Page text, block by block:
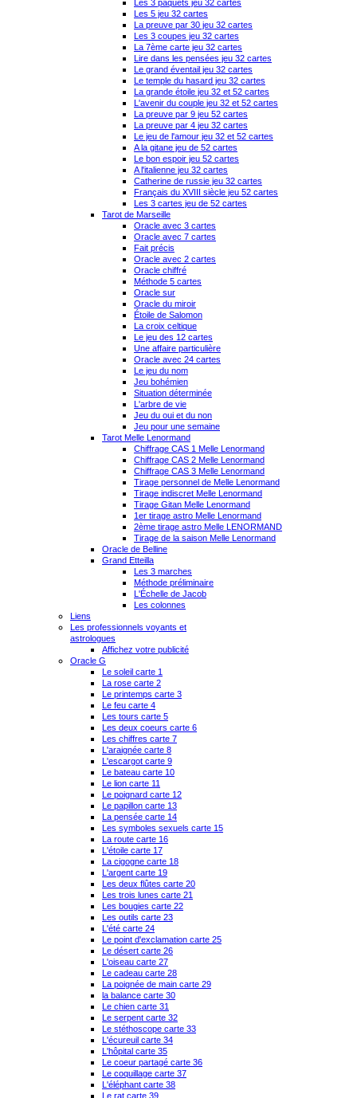
Les 3 paquets jeu 32 cartes
Les 5 jeu 32 cartes
La preuve par 30 jeu 32 cartes
Les 3 coupes jeu 32 cartes
La 7ème carte jeu 32 cartes
Lire dans les pensées jeu 32 cartes
Le grand éventail jeu 32 cartes
Le temple du hasard jeu 32 cartes
La grande étoile jeu 32 et 52 cartes
L'avenir du couple jeu 32 et 52 cartes
La preuve par 9 jeu 52 cartes
La preuve par 4 jeu 32 cartes
Le jeu de l'amour jeu 32 et 52 cartes
A la gitane jeu de 52 cartes
Le bon espoir jeu 52 cartes
A l'italienne jeu 32 cartes
Catherine de russie jeu 32 cartes
Français du XVIII siècle jeu 52 cartes
Les 3 cartes jeu de 52 cartes
Tarot de Marseille
Oracle avec 3 cartes
Oracle avec 7 cartes
Fait précis
Oracle avec 2 cartes
Oracle chiffré
Méthode 5 cartes
Oracle sur
Oracle du miroir
Étoile de Salomon
La croix celtique
Le jeu des 12 cartes
Une affaire particulière
Oracle avec 24 cartes
Le jeu du nom
Jeu bohémien
Situation déterminée
L'arbre de vie
Jeu du oui et du non
Jeu pour une semaine
Tarot Melle Lenormand
Chiffrage CAS 1 Melle Lenormand
Chiffrage CAS 2 Melle Lenormand
Chiffrage CAS 3 Melle Lenormand
Tirage personnel de Melle Lenormand
Tirage indiscret Melle Lenormand
Tirage Gitan Melle Lenormand
1er tirage astro Melle Lenormand
2ème tirage astro Melle LENORMAND
Tirage de la saison Melle Lenormand
Oracle de Belline
Grand Etteilla
Les 3 marches
Méthode préliminaire
L'Échelle de Jacob
Les colonnes
Liens
Les professionnels voyants et
astrologues
Affichez votre publicité
Oracle G
Le soleil carte 1
La rose carte 2
Le printemps carte 3
Le feu carte 4
Les tours carte 5
Les deux coeurs carte 6
Les chiffres carte 7
L'araignée carte 8
L'escargot carte 9
Le bateau carte 10
Le lion carte 11
Le poignard carte 12
Le papillon carte 13
La pensée carte 14
Les symboles sexuels carte 15
La route carte 16
L'étoile carte 17
La cigogne carte 18
L'argent carte 19
Les deux flûtes carte 20
Les trois lunes carte 21
Les bougies carte 22
Les outils carte 23
L'été carte 24
Le point d'exclamation carte 25
Le désert carte 26
L'oiseau carte 27
Le cadeau carte 28
La poignée de main carte 29
la balance carte 30
Le chien carte 31
Le serpent carte 32
Le stéthoscope carte 33
L'écureuil carte 34
L'hôpital carte 35
Le coeur partagé carte 36
Le coquillage carte 37
L'éléphant carte 38
Le rat carte 39